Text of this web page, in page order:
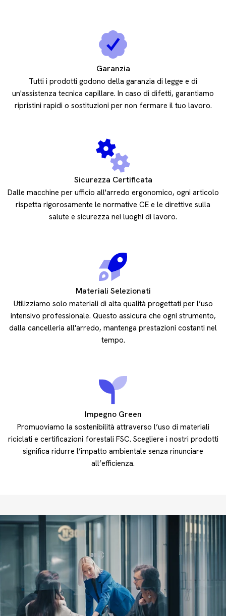
Garanzia
Tutti i prodotti godono della garanzia di legge e di
un'assistenza tecnica capillare. In caso di difetti, garantiamo
ripristini rapidi o sostituzioni per non fermare il tuo lavoro.
Sicurezza Certificata
Dalle macchine per ufficio all'arredo ergonomico, ogni articolo
rispetta rigorosamente le normative CE e le direttive sulla
salute e sicurezza nei luoghi di lavoro.
Materiali Selezionati
Utilizziamo solo materiali di alta qualità progettati per l’uso
intensivo professionale. Questo assicura che ogni strumento,
dalla cancelleria all'arredo, mantenga prestazioni costanti nel
tempo.
Impegno Green
Promuoviamo la sostenibilità attraverso l’uso di materiali
riciclati e certificazioni forestali FSC. Scegliere i nostri prodotti
significa ridurre l’impatto ambientale senza rinunciare
all’efficienza.